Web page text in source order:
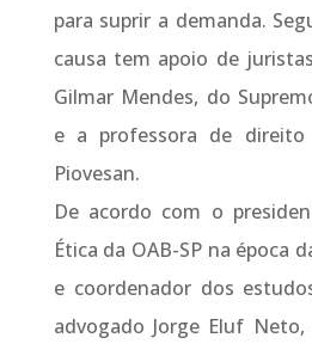
para suprir a demanda.
causa tem apoio de
Gilmar Mendes, do
e a professora de direito
Piovesan.
De acordo com o
Ética da OAB-SP na época
e coordenador dos
advogado Jorge Eluf